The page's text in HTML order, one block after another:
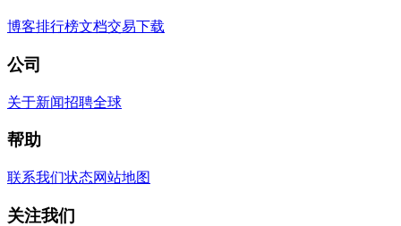
博客排行榜文档交易下载
公司
关于新闻招聘全球
帮助
联系我们状态网站地图
关注我们